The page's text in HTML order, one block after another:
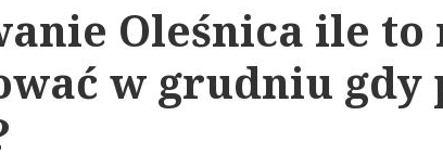
Oleśnica ile to
w grudniu gdy